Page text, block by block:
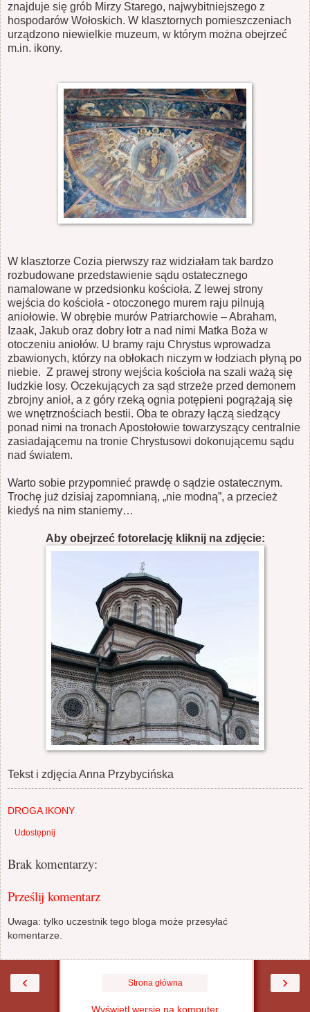
znajduje się grób Mirzy Starego, najwybitniejszego z
hospodarów Wołoskich. W klasztornych pomieszczeniach
urządzono niewielkie muzeum, w którym można obejrzeć
m.in. ikony.
W klasztorze Cozia pierwszy raz widziałam tak bardzo
rozbudowane przedstawienie sądu ostatecznego
namalowane w przedsionku kościoła. Z lewej strony
wejścia do kościoła - otoczonego murem raju pilnują
aniołowie. W obrębie murów Patriarchowie – Abraham,
Izaak, Jakub oraz dobry łotr a nad nimi Matka Boża w
otoczeniu aniołów. U bramy raju Chrystus wprowadza
zbawionych, którzy na obłokach niczym w łodziach płyną po
niebie. Z prawej strony wejścia kościoła na szali ważą się
ludzkie losy. Oczekujących za sąd strzeże przed demonem
zbrojny anioł, a z góry rzeką ognia potępieni pogrążają się
we wnętrznościach bestii. Oba te obrazy łączą siedzący
ponad nimi na tronach Apostołowie towarzyszący centralnie
zasiadającemu na tronie Chrystusowi dokonującemu sądu
nad światem.
Warto sobie przypomnieć prawdę o sądzie ostatecznym.
Trochę już dzisiaj zapomnianą, „nie modną”, a przecież
kiedyś na nim staniemy…
Aby obejrzeć fotorelację kliknij na zdjęcie:
Tekst i zdjęcia Anna Przybycińska
DROGA IKONY
Udostępnij
Brak komentarzy:
Prześlij komentarz
Uwaga: tylko uczestnik tego bloga może przesyłać
komentarze.
‹ ›
Strona główna
Wyświetl wersję na komputer